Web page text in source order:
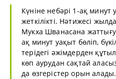
Күніне небәрі 1-ақ минут
жеткілікті. Нәтижесі
Мукха Шванасана
ақ минут уақыт бөліп,
терідегі әжімдерден
көп аурудан сақтай
да өзгерістер орын